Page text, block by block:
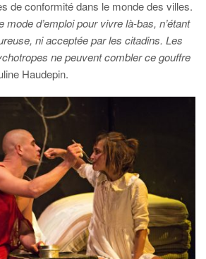
de conformité dans le monde des villes.
mode d’emploi pour vivre là-bas, n’étant
ni acceptée par les citadins. Les
ne peuvent combler ce gouffre
Haudepin.